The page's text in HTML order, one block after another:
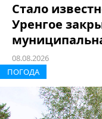
Стало
Уренгое
08.08.2026
ПОГОДА